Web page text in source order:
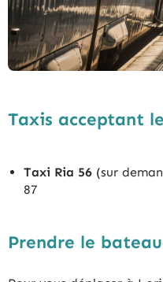
Taxis acceptant
Taxi Ria 56 (sur
87
Prendre le